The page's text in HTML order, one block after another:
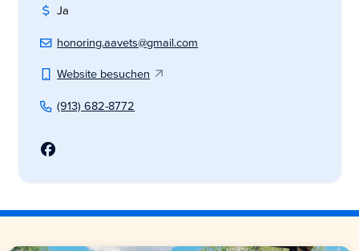
Ja
honoring.aavets@gmail.com
Website besuchen
(913) 682-8772